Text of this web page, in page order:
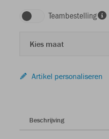
Teambestelling
Kies maat
Artikel personaliseren
Beschrijving